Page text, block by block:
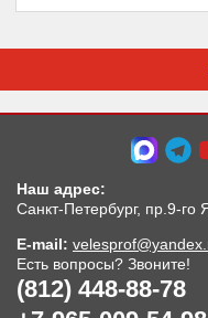
Наш адрес:
Санкт-Петербург, пр.9-го
E-mail:
Есть вопросы? Звоните!
(812) 448-88-78